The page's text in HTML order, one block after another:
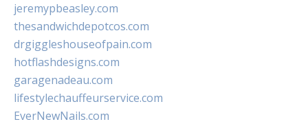
jeremypbeasley.com
thesandwichdepotcos.com
drgiggleshouseofpain.com
hotflashdesigns.com
garagenadeau.com
lifestylechauffeurservice.com
EverNewNails.com